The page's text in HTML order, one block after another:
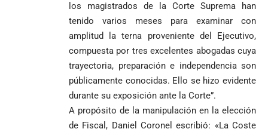
los magistrados de la Corte Suprema han
tenido varios meses para examinar con
amplitud la terna proveniente del Ejecutivo,
compuesta por tres excelentes abogadas cuya
trayectoria, preparación e independencia son
públicamente conocidas. Ello se hizo evidente
durante su exposición ante la Corte”.
A propósito de la manipulación en la elección
de Fiscal, Daniel Coronel escribió: «La Coste